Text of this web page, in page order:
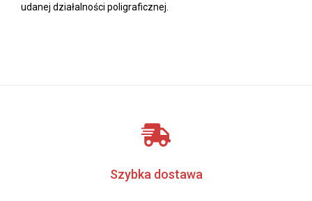
udanej działalności poligraficznej.
Szybka dostawa